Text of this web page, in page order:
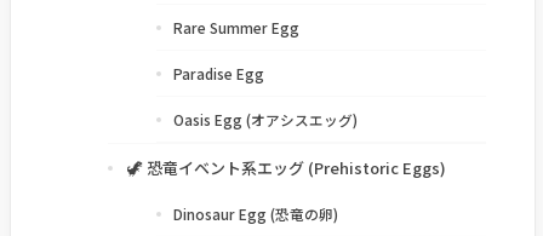
Rare Summer Egg
Paradise Egg
Oasis Egg (オアシスエッグ)
🦖 恐竜イベント系エッグ (Prehistoric Eggs)
Dinosaur Egg (恐竜の卵)